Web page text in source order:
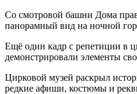
Со смотровой башни Дома
панорамный вид на ночной
Ещё один кадр с репетиции в
демонстрировали элементы
Цирковой музей раскрыл
редкие афиши, костюмы и